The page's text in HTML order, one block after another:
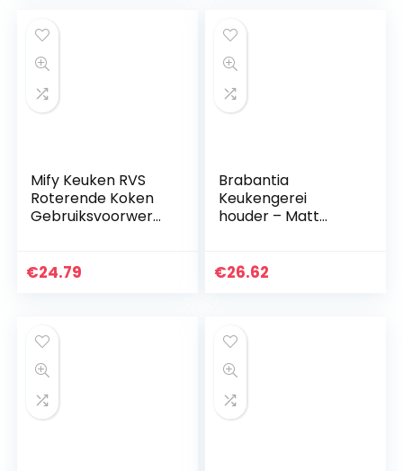
Mify Keuken RVS
Roterende Koken
Gebruiksvoorwerp,
Gebruiksvoorwerp
€24.79
Brabantia
Keukengerei
houder – Matt
€26.62